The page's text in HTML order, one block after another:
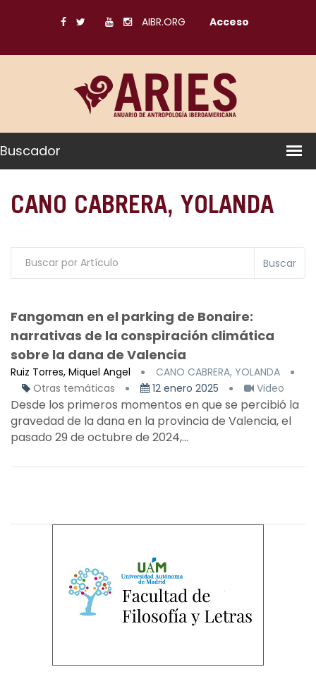
AIBR.ORG Acceso
Buscador
CANO CABRERA, YOLANDA
Buscar
Fangoman en el parking de Bonaire:
narrativas de la conspiración climática
sobre la dana de Valencia
Ruiz Torres, Miquel Angel
CANO CABRERA, YOLANDA
Otras temáticas
12 enero 2025 Video
Desde los primeros momentos en que se percibió la
gravedad de la dana en la provincia de Valencia, el
pasado 29 de octubre de 2024,...